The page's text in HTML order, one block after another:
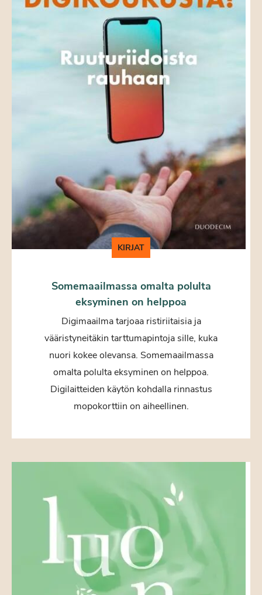
KIRJAT
Somemaailmassa omalta polulta
eksyminen on helppoa
Digimaailma tarjoaa ristiriitaisia ja
vääristyneitäkin tarttumapintoja sille, kuka
nuori kokee olevansa. Somemaailmassa
omalta polulta eksyminen on helppoa.
Digilaitteiden käytön kohdalla rinnastus
mopokorttiin on aiheellinen.